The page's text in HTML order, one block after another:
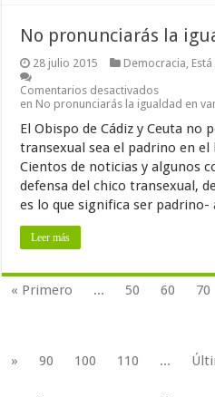
No pronunciarás la
28 julio 2015 Democracia
Comentarios desactivados
en No pronunciarás la igualdad en
El Obispo de Cádiz y Ceuta no
transexual sea el padrino en
Cientos de noticias y algunos
defensa del chico transexual,
es lo que significa ser padrino-
Leer más
« Primero ... 50 60 70
»
90 100 110 ...